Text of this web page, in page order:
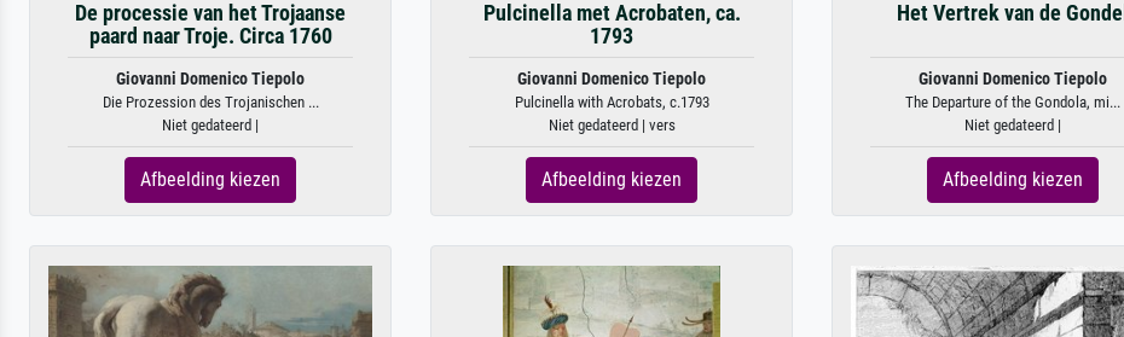
De processie van het Trojaanse
paard naar Troje. Circa 1760
Giovanni Domenico Tiepolo
Die Prozession des Trojanischen ...
Niet gedateerd |
Afbeelding kiezen
Pulcinella met Acrobaten, ca.
1793
Giovanni Domenico Tiepolo
Pulcinella with Acrobats, c.1793
Niet gedateerd | vers
Afbeelding kiezen
Het Vertrek van de Gondel
Giovanni Domenico Tiepolo
The Departure of the Gondola, mi...
Niet gedateerd |
Afbeelding kiezen